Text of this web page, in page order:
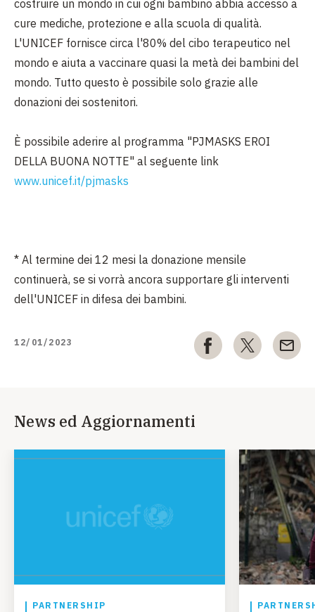
costruire un mondo in cui ogni bambino abbia accesso a
cure mediche, protezione e alla scuola di qualità.
L'UNICEF fornisce circa l'80% del cibo terapeutico nel
mondo e aiuta a vaccinare quasi la metà dei bambini del
mondo. Tutto questo è possibile solo grazie alle
donazioni dei sostenitori.
È possibile aderire al programma "PJMASKS EROI
DELLA BUONA NOTTE" al seguente link
www.unicef.it/pjmasks
* Al termine dei 12 mesi la donazione mensile
continuerà, se si vorrà ancora supportare gli interventi
dell'UNICEF in difesa dei bambini.
12/01/2023
News ed Aggiornamenti
PARTNERSHIP